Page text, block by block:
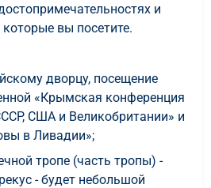
и
вы посетите.
дворцу, посещение
«Крымская конференция
США и Великобритании» и
в Ливадии»;
тропе (часть тропы) -
- будет небольшой